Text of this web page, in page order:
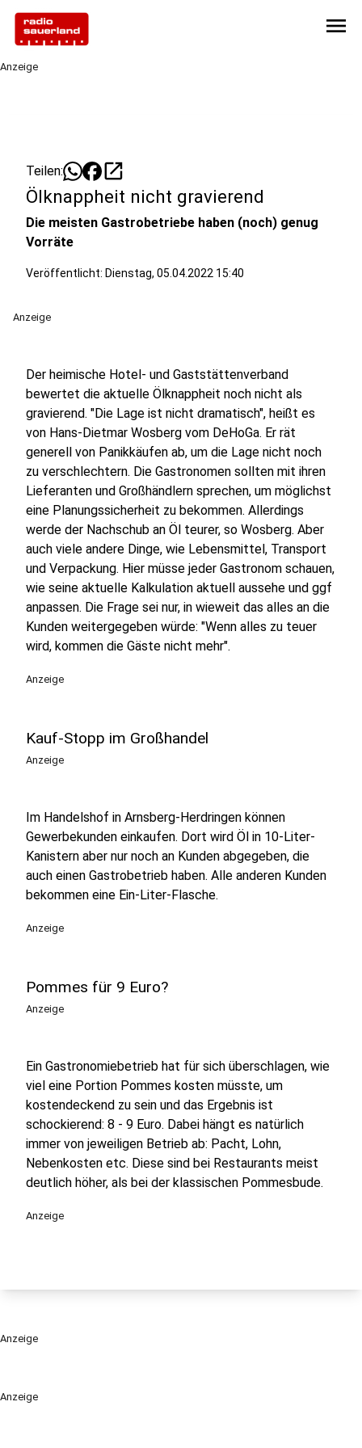
menu
Anzeige
Anzeige
Teilen: open_in_new
Ölknappheit nicht gravierend
Die meisten Gastrobetriebe haben (noch) genug
Vorräte
Veröffentlicht: Dienstag, 05.04.2022 15:40
Anzeige
Der heimische Hotel- und Gaststättenverband
bewertet die aktuelle Ölknappheit noch nicht als
gravierend. "Die Lage ist nicht dramatisch", heißt es
von Hans-Dietmar Wosberg vom DeHoGa. Er rät
generell von Panikkäufen ab, um die Lage nicht noch
zu verschlechtern. Die Gastronomen sollten mit ihren
Lieferanten und Großhändlern sprechen, um möglichst
eine Planungssicherheit zu bekommen. Allerdings
werde der Nachschub an Öl teurer, so Wosberg. Aber
auch viele andere Dinge, wie Lebensmittel, Transport
und Verpackung. Hier müsse jeder Gastronom schauen,
wie seine aktuelle Kalkulation aktuell aussehe und ggf
anpassen. Die Frage sei nur, in wieweit das alles an die
Kunden weitergegeben würde: "Wenn alles zu teuer
wird, kommen die Gäste nicht mehr".
Anzeige
Kauf-Stopp im Großhandel
Anzeige
Im Handelshof in Arnsberg-Herdringen können
Gewerbekunden einkaufen. Dort wird Öl in 10-Liter-
Kanistern aber nur noch an Kunden abgegeben, die
auch einen Gastrobetrieb haben. Alle anderen Kunden
bekommen eine Ein-Liter-Flasche.
Anzeige
Pommes für 9 Euro?
Anzeige
Ein Gastronomiebetrieb hat für sich überschlagen, wie
viel eine Portion Pommes kosten müsste, um
kostendeckend zu sein und das Ergebnis ist
schockierend: 8 - 9 Euro. Dabei hängt es natürlich
immer von jeweiligen Betrieb ab: Pacht, Lohn,
Nebenkosten etc. Diese sind bei Restaurants meist
deutlich höher, als bei der klassischen Pommesbude.
Anzeige
Anzeige